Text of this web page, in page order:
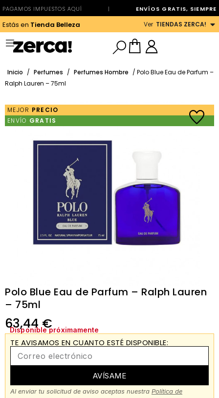
PAGAMOS IMPUESTOS AQUÍ | ENVÍOS GRATIS, SIEMPRE
Estás en Tienda Belleza Ver TIENDAS ZERCA!
Inicio / Perfumes / Perfumes Hombre / Polo Blue Eau de Parfum –
Ralph Lauren – 75ml
MEJOR PRECIO
ENVÍO GRATIS
Polo Blue Eau de Parfum – Ralph Lauren
– 75ml
63,44€
Disponible próximamente
TE AVISAMOS EN CUANTO ESTÉ DISPONIBLE:
AVÍSAME
Al enviar tu solicitud de aviso aceptas nuestra Política de